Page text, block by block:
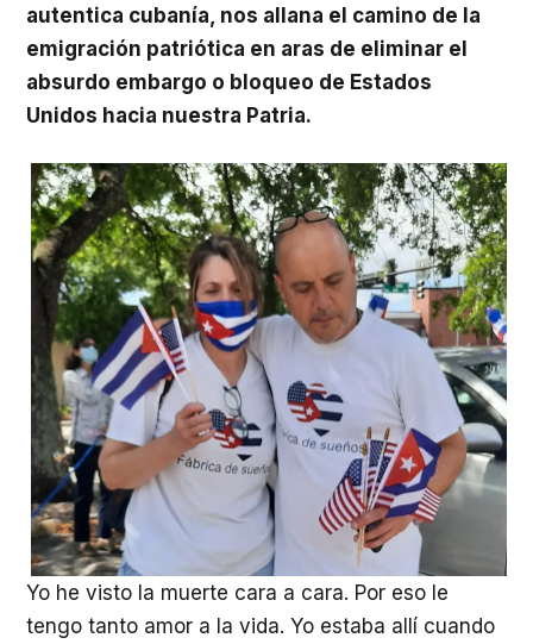
autentica cubanía, nos allana el camino de la
emigración patriótica en aras de eliminar el
absurdo embargo o bloqueo de Estados
Unidos hacia nuestra Patria.
Yo he visto la muerte cara a cara. Por eso le
tengo tanto amor a la vida. Yo estaba allí cuando